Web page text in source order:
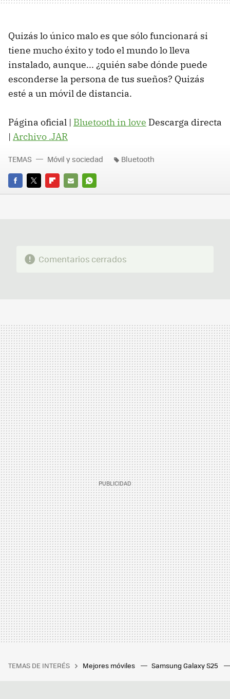
Quizás lo único malo es que sólo funcionará si
tiene mucho éxito y todo el mundo lo lleva
instalado, aunque... ¿quién sabe dónde puede
esconderse la persona de tus sueños? Quizás
esté a un móvil de distancia.
Página oficial | Bluetooth in love Descarga directa
| Archivo .JAR
FACEBOOK
TWITTERFLIPBOARD
E-
WHATSAPP
TEMAS Móvil y sociedad Bluetooth
Comentarios cerrados
TEMAS DE INTERÉS Mejores móviles Samsung Galaxy S25